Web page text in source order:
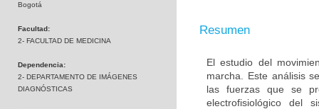
Bogotá
Facultad:
2- FACULTAD DE MEDICINA
Dependencia:
2- DEPARTAMENTO DE IMÁGENES
DIAGNÓSTICAS
Resumen
El estudio del
marcha. Este análisis
las fuerzas que se
electrofisiológico del